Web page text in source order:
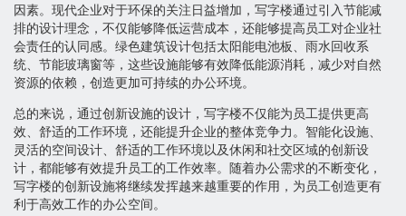
因素。现代企业对于环保的关注日益增加，写字楼通过引入节能减
排的设计理念，不仅能够降低运营成本，还能够提高员工对企业社
会责任的认同感。绿色建筑设计包括太阳能电池板、雨水回收系
统、节能玻璃窗等，这些设施能够有效降低能源消耗，减少对自然
资源的依赖，创造更加可持续的办公环境。
总的来说，通过创新设施的设计，写字楼不仅能为员工提供更高
效、舒适的工作环境，还能提升企业的整体竞争力。智能化设施、
灵活的空间设计、舒适的工作环境以及休闲和社交区域的创新设
计，都能够有效提升员工的工作效率。随着办公需求的不断变化，
写字楼的创新设施将继续发挥越来越重要的作用，为员工创造更有
利于高效工作的办公空间。